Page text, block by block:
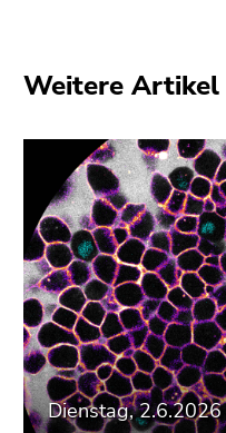
Weitere Artikel
Dienstag, 2.6.2026